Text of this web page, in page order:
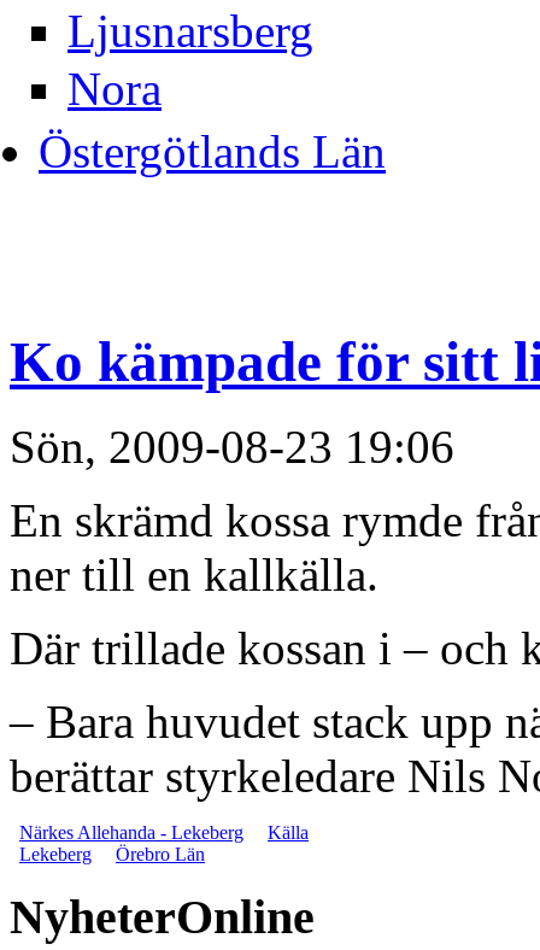
Ljusnarsberg
Nora
Östergötlands Län
Ko kämpade för sitt
Sön, 2009-08-23 19:06
En skrämd kossa rymde
ner till en kallkälla.
Där trillade kossan i – och
– Bara huvudet stack upp
berättar styrkeledare Nils
Närkes Allehanda - Lekeberg
Källa
Lekeberg
Örebro Län
NyheterOnline